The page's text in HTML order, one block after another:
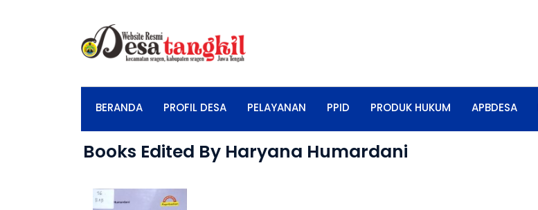
BERANDA PROFIL DESA PELAYANAN PPID PRODUK HUKUM APBDESA
Books Edited By Haryana Humardani